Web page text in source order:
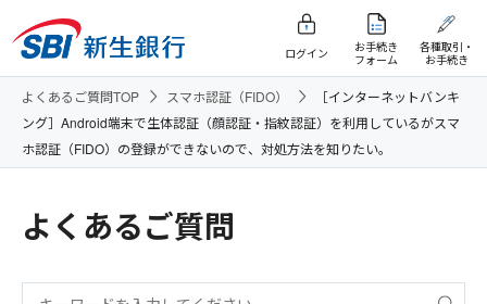
ログイン
お手続き
フォーム
各種取引・
お手続き
よくあるご質問TOP スマホ認証（FIDO）
［インターネットバンキ
ング］Android端末で生体認証（顔認証・指紋認証）を利用しているがスマ
ホ認証（FIDO）の登録ができないので、対処方法を知りたい。
よくあるご質問